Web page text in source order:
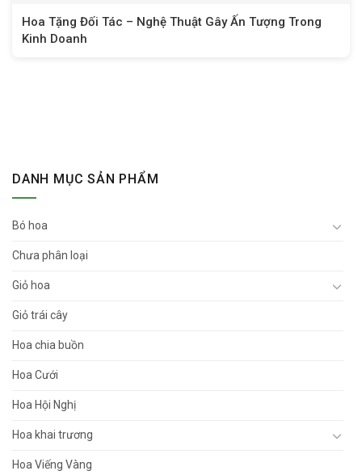
Hoa Tặng Đối Tác – Nghệ Thuật Gây Ấn Tượng Trong
Kinh Doanh
DANH MỤC SẢN PHẨM
Bó hoa
Chưa phân loại
Giỏ hoa
Giỏ trái cây
Hoa chia buồn
Hoa Cưới
Hoa Hội Nghị
Hoa khai trương
Hoa Viếng Vàng